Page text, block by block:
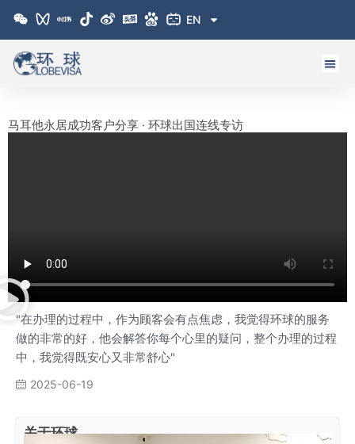
EN
马耳他永居成功客户分享 · 环球出国连线专访
"在办理的过程中，作为顾客会有点焦虑，我觉得环球的服务
做的非常的好，他会解答你每个心里的疑问，整个办理的过程
中，我觉得既安心又非常舒心"
2025-06-19
关于环球